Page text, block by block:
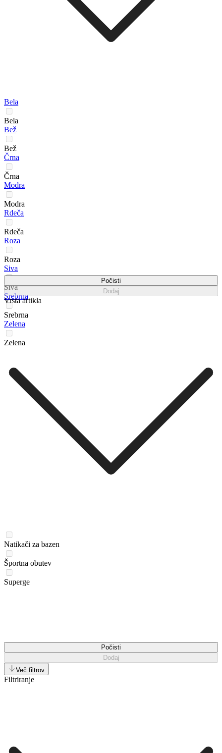
Bela
Bela
Bež
Bež
Črna
Črna
Modra
Modra
Rdeča
Rdeča
Roza
Roza
Siva
Siva
Srebrna
Srebrna
Zelena
Zelena
Počisti
Dodaj
Vrsta artikla
Natikači za bazen
Športna obutev
Superge
Počisti
Dodaj
Več filtrov
Filtriranje